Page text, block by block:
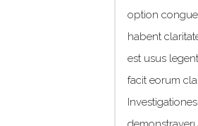
option
habent
est usus
facit eorum
Investigationes